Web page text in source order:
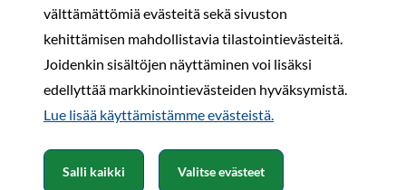
välttämättömiä evästeitä sekä sivuston
kehittämisen mahdollistavia tilastointievästeitä.
Joidenkin sisältöjen näyttäminen voi lisäksi
edellyttää markkinointievästeiden hyväksymistä.
Lue lisää käyttämistämme evästeistä.​​​​​​
Salli kaikki Valitse evästeet
Rekisteri- ja tietosuojaselosteSopimusehdot